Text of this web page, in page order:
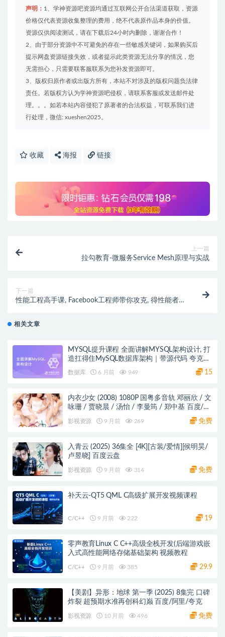
声明： 1、学神资源吧资源均通过互联网公开合法渠道获取，资源
价格仅代表资源收集整理的费用，绝不代表原作品本身的价值。
资源仅供阅读测试，请在下载后24小时内删除，谢谢合作！
2、由于部分资源中不可避免的存在一些敏感关键词，如果购买后
提示网盘资源链接失效，或者提示此类资源无法分享的情况，您
无需担心，只需要联客服联系为您补发资源即可。
3、版权归原作者或出版方所有，本站不对涉及的版权问题负法律
责任。若版权方认为学神资源吧侵权，请联系客服或发送邮件处
理。。。如若本站内容侵犯了原著者的合法权益，可联系我们进
行处理，微信: xueshen2025。
收藏 海报 链接
上一篇
拉勾教育-微服务Service Mesh原理与实战
下一篇
性能工程高手课, Facebook工程师带你攻克, 得性能者得
相关文章
MYSQL提升课程 全面讲解MYSQL架构设计, 打
造扛得住MySQL数据库架构｜带源代码 夸克网
数据库 6 月前 949 15
内衣少女 (2008) 1080P 国粤多音轨 邓丽欣 / 文
咏珊 / 贾晓晨 / 汤怡 / 李曼筠 / 郑中基 百度/阿
影视资源 9 月前 269 免费
入青云 (2025) 36集全 [4K][古装/爱情][侯明昊/
卢昱晓] 百度云盘
影视资源 9 月前 314 免费
补天云-QT5 QML C高级扩展开发视频课程
C/C++ 9 月前 222 19
零声教育Linux C C++高级全栈开发(后端游戏嵌
入式高性能网络存储基础架构 视频教程
C/C++ 9 月前 385 29.9
【美剧】异形：地球 第一季 (2025) 8集完 口碑
炸裂 超预期水准再创科幻巅 百度/阿里/夸克
影视资源 10 月前 496 免费